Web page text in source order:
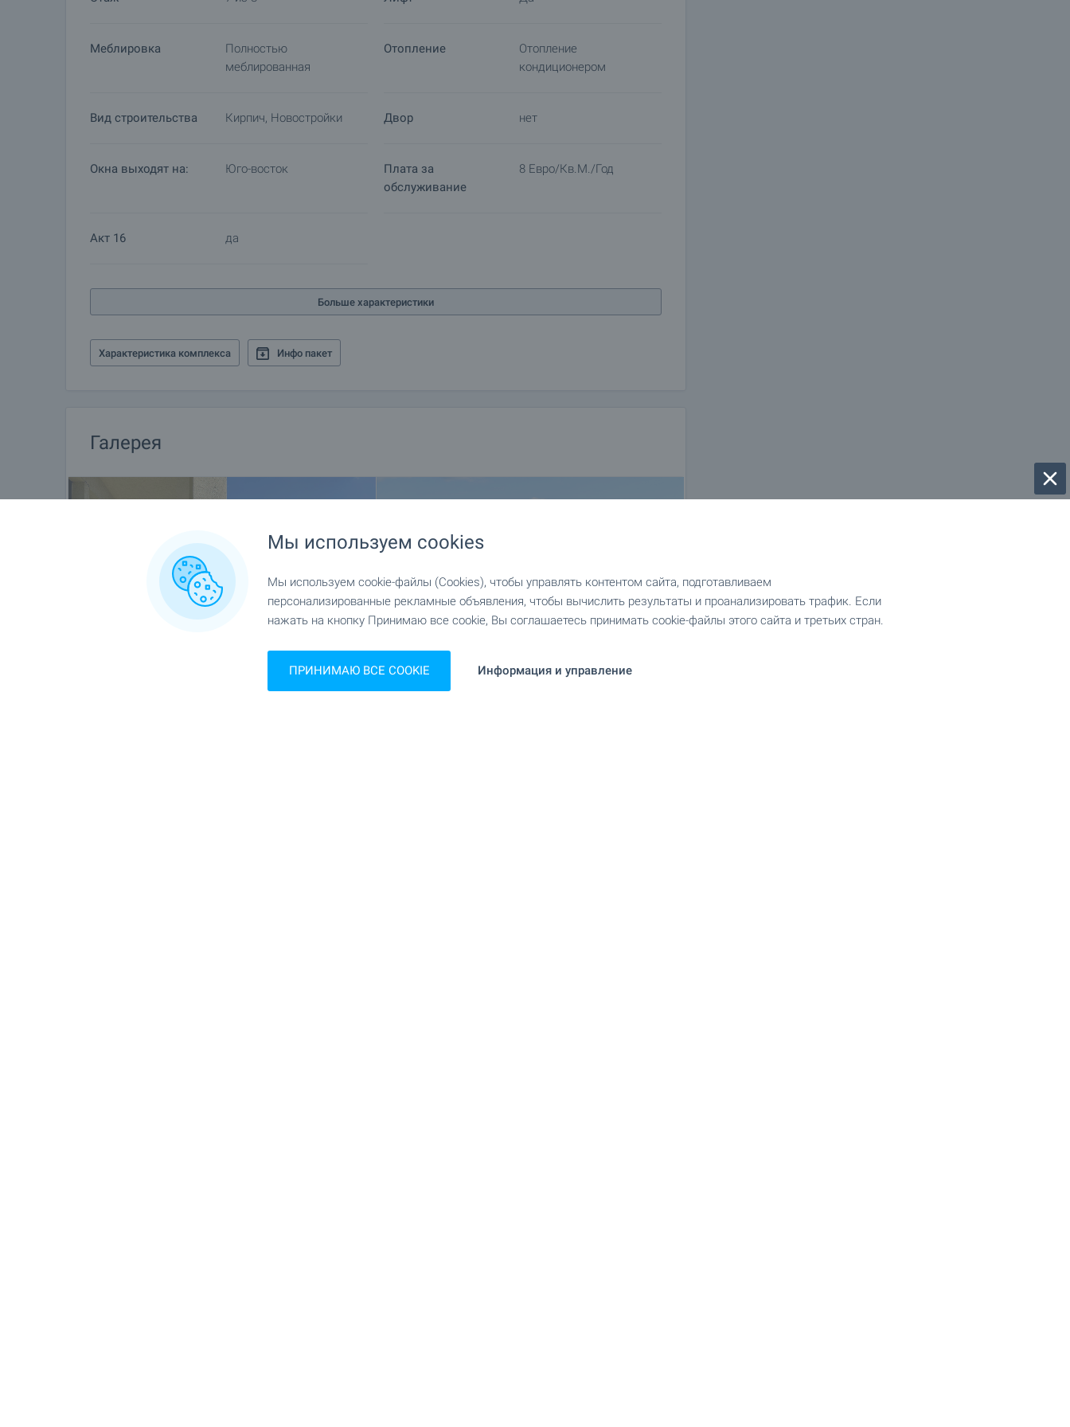
Меблировка
Полностью
меблированная
Отопление
Отопление
кондиционером
Вид строительства Кирпич, Новостройки Двор нет
Окна выходят на: Юго-восток
Плата за
обслуживание
8 Евро/кв.м./год
Акт 16 да
Больше характеристики
Характеристика комплекса Инфо пакет
Галерея
Мы используем cookies
Мы используем cookie-файлы (Cookies), чтобы управлять контентом сайта, подготавливаем
персонализированные рекламные объявления, чтобы вычислить результаты и проанализировать трафик. Если
нажать на кнопку Принимаю все cookie, Вы соглашаетесь принимать cookie-файлы этого сайта и третьих стран.
ПРИНИМАЮ ВСЕ COOKIE Информация и управление